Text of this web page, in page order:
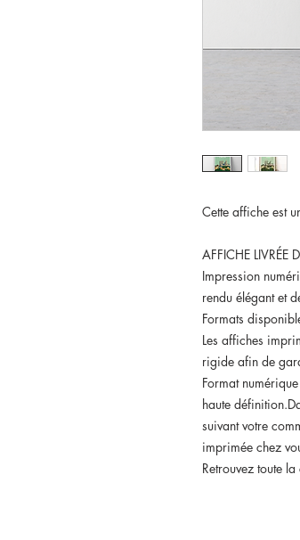
Cette affiche est
AFFICHE LIVRÉE
Impression
rendu élégant et
Formats
Les affiches
rigide afin de
Format
haute
suivant votre
imprimée chez
Retrouvez toute